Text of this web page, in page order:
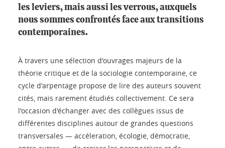
les leviers, mais aussi les verrous, auxquels
nous sommes confrontés face aux transitions
contemporaines.
À travers une sélection d'ouvrages majeurs de la
théorie critique et de la sociologie contemporaine, ce
cycle d'arpentage propose de lire des auteurs souvent
cités, mais rarement étudiés collectivement. Ce sera
l'occasion d'échanger avec des collègues issus de
différentes disciplines autour de grandes questions
transversales — accéleration, écologie, démocratie,